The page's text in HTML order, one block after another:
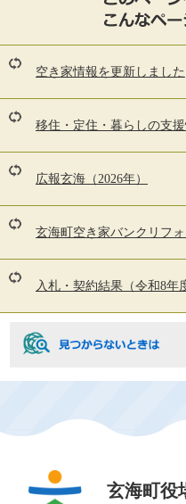
ジ
を
て
い
人
は
な
も
空き家情報を更新しました
移住・定住・暮らしの支
広報玄海（2026年）
玄海町空き家バンクリフ
入札・契約結果（令和8年
玄海町役